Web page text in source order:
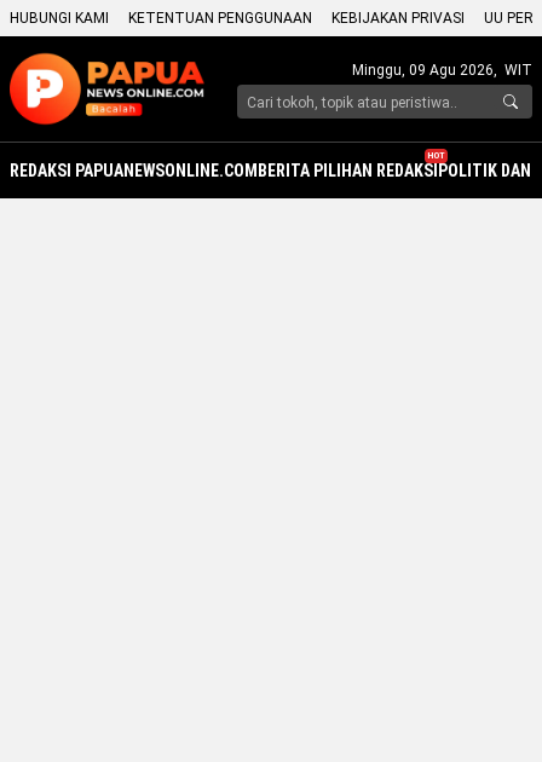
HUBUNGI KAMI KETENTUAN PENGGUNAAN KEBIJAKAN PRIVASI UU
Minggu, 09 Agu 2026, WIT
REDAKSI PAPUANEWSONLINE.COMBERITA PILIHAN REDAKSI
HOT
POLITIK DAN